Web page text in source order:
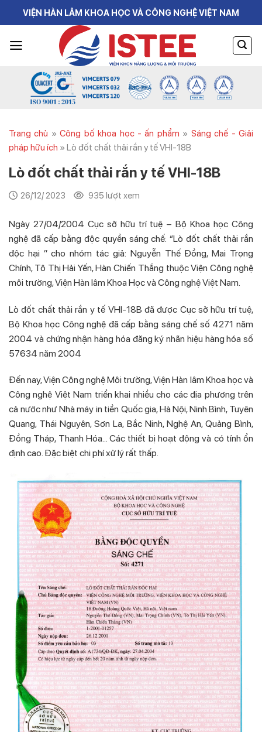
VIỆN HÀN LÂM KHOA HỌC VÀ CÔNG NGHỆ VIỆT NAM
Trang chủ »Công bố khoa học - ấn phẩm » Sáng chế - Giải
pháp hữu ích » Lò đốt chất thải rắn y tế VHI-18B
Lò đốt chất thải rắn y tế VHI-18B
26/12/ 2023 935 lượt xem
Ngày 27/04/2004 Cục sở hữu trí tuệ – Bộ Khoa học Công
nghệ đã cấp bằng độc quyền sáng chế: “Lò đốt chất thải rắn
độc hại ’’ cho nhóm tác giả: Nguyễn Thế Đồng, Mai Trọng
Chính, Tô Thị Hải Yến, Hàn Chiến Thắng thuộc Viện Công nghệ
môi trường, Viện Hàn lâm Khoa Học và Công nghệ Việt Nam.
Lò đốt chất thải rắn y tế VHI-18B đã được Cục sở hữu trí tuệ,
Bộ Khoa học Công nghệ đã cấp bằng sáng chế số 4271 năm
2004 và chứng nhận hàng hóa đăng ký nhãn hiệu hàng hóa số
57634 năm 2004
Đến nay, Viện Công nghệ Môi trường, Viện Hàn lâm Khoa học và
Công nghệ Việt Nam triển khai nhiều cho các địa phương trên
cả nước như Nhà máy in tiền Quốc gia, Hà Nội, Ninh Bình, Tuyên
Quang, Thái Nguyên, Sơn La, Bắc Ninh, Nghệ An, Quảng Bình,
Đồng Tháp, Thanh Hóa… Các thiết bị hoạt động và có tính ổn
định cao. Đặc biệt chi phí xử lý rất thấp.